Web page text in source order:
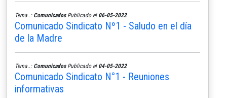
Tema..: ComunicadosPublicado el 06-05-2022
Comunicado Sindicato Nº1 - Saludo en el día
de la Madre
Tema..: ComunicadosPublicado el 04-05-2022
Comunicado Sindicato N°1 - Reuniones
informativas